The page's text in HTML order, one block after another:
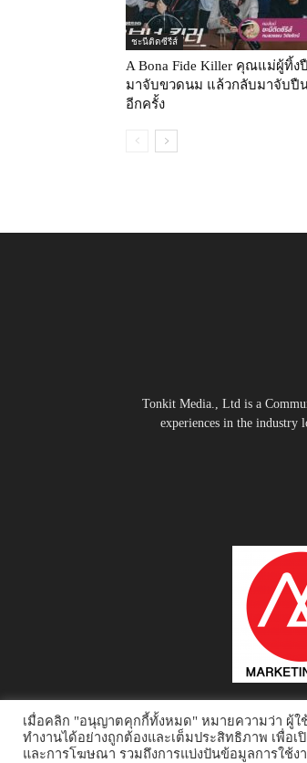
ชะนีติดซีรีส์
A Bona Fide Killer คุณแม่ผู้ทิ้ง
มาจับขวดนม แล้วกลับมาจับปื
อีกครั้ง
Tonkit Media., Ltd is a
experiences in the industry
© 2014-2020 Tonkit360.com
เมื่อคลิก "อนุญาตคุกกี้ทั้งหมด" หมายความว่า ผู้ใ
ทำงานได้อย่างถูกต้องและเต็มประสิทธิภาพ เพื่อ
และการโฆษณา รวมถึงการแบ่งปันข้อมูลการใช้ง